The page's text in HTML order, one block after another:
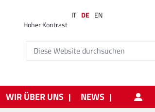
Hoher Kontrast
IT DE EN
WIR ÜBER UNS NEWS